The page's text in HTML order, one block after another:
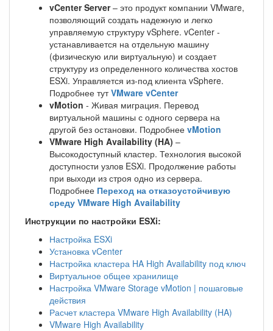
vCenter Server– это продукт компании VMware,
позволяющий создать надежную и легко
управляемую структуру vSphere. vCenter -
устанавливается на отдельную машину
(физическую или виртуальную) и создает
структуру из определенного количества хостов
ESXi. Управляется из-под клиента vSphere.
Подробнее тутVMware vCenter
vMotion - Живая миграция. Перевод
виртуальной машины с одного сервера на
другой без остановки. Подробнее vMotion
VMware High Availability (HA) –
Высокодоступный кластер. Технология высокой
доступности узлов ESXi. Продолжение работы
при выходи из строя одно из сервера.
Подробнее Переход на отказоустойчивую
среду VMware High Availability
Инструкции по настройки ESXi:
Настройка ESXi
Установка vCenter
Настройка кластера HA High Availability под ключ
Виртуальное общее хранилище
Настройка VMware Storage vMotion | пошаговые
действия
Расчет кластера VMware High Availability (HA)
VMware High Availability